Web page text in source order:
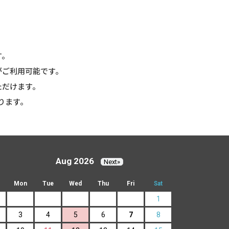
利用可能です。
けます。
す。
Aug 2026 Next»
Mon Tue Wed Thu Fri Sat
1
3
4 5 6 7
8